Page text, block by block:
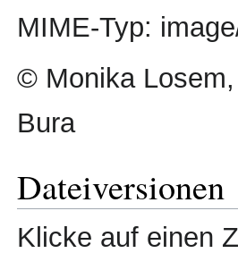
MIME-Typ:
© Monika
Bura
Dateiversionen
Klicke auf einen